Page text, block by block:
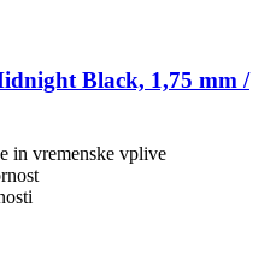
Black, 1,75 mm /
in vremenske vplive